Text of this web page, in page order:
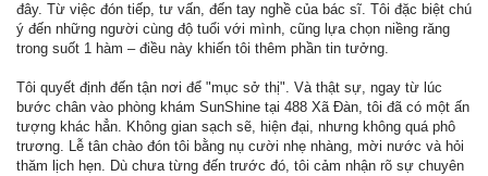
đây. Từ việc đón tiếp, tư vấn, đến tay nghề của bác sĩ. Tôi đặc biệt chú
ý đến những người cùng độ tuổi với mình, cũng lựa chọn niềng răng
trong suốt 1 hàm – điều này khiến tôi thêm phần tin tưởng.
Tôi quyết định đến tận nơi để "mục sở thị". Và thật sự, ngay từ lúc
bước chân vào phòng khám SunShine tại 488 Xã Đàn, tôi đã có một ấn
tượng khác hẳn. Không gian sạch sẽ, hiện đại, nhưng không quá phô
trương. Lễ tân chào đón tôi bằng nụ cười nhẹ nhàng, mời nước và hỏi
thăm lịch hẹn. Dù chưa từng đến trước đó, tôi cảm nhận rõ sự chuyên